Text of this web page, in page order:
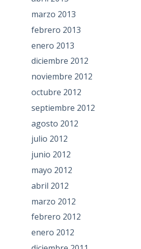
marzo 2013
febrero 2013
enero 2013
diciembre 2012
noviembre 2012
octubre 2012
septiembre 2012
agosto 2012
julio 2012
junio 2012
mayo 2012
abril 2012
marzo 2012
febrero 2012
enero 2012